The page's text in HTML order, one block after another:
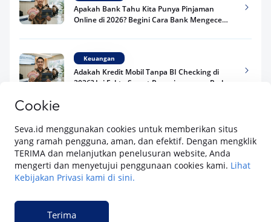
Cookie
Seva.id menggunakan cookies untuk memberikan situs
yang ramah pengguna, aman, dan efektif. Dengan mengklik
TERIMA dan melanjutkan penelusuran website, Anda
mengerti dan menyetujui penggunaan cookies kami. Lihat
Kebijakan Privasi kami di sini.
Terima
Apakah Bank Tahu Kita Punya Pinjaman
Online di 2026? Begini Cara Bank Mengecek
Keuangan
Adakah Kredit Mobil Tanpa BI Checking di
2026? Ini Fakta Syarat Pengajuan yang Perlu
Pinjaman Apa Tanpa BI Checking di 2026? Ini
Pilihan Dana Cepat yang Tetap Aman dan
Terpercaya
Terbarunya di 2026
dalam
pinjaman dana dengan jaminan BPKB mobil
dengan fitur Simulasi Kredit dan Instant Approval, serta